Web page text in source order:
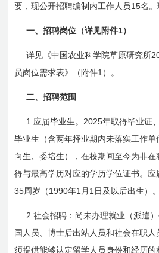
要，现公开招聘编制内工作人员15名。
一、招聘岗位（详见附件1）
详见《中国农业科学院草原研究所
员岗位需求表》（附件1 ）。
二、招聘范围
1. 应届毕业生。 2025年取得毕业证
毕业生（含两年择业期内未落实工作
向生、委培生），在校期间至今为非在
得与最高学历对应的学历学位证书。
35周岁（ 1990年1 月 1 日 及以后出生）。
2.社会招聘：尚未办理就业（派遣
国人员、博士后出站人员和社会在职
须提供能够认定留学人员身份和经历